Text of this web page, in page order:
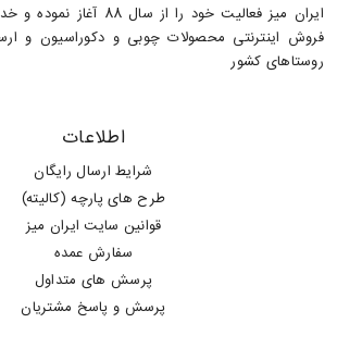
ایران میز فعالیت خود را از سال
فروش اینترنتی محصولات چوبی و دکوراسیون و
روستاهای کشور
اطلاعات
شرایط ارسال رایگان
طرح های پارچه (کالیته)
قوانین سایت ایران میز
سفارش عمده
پرسش های متداول
پرسش و پاسخ مشتریان